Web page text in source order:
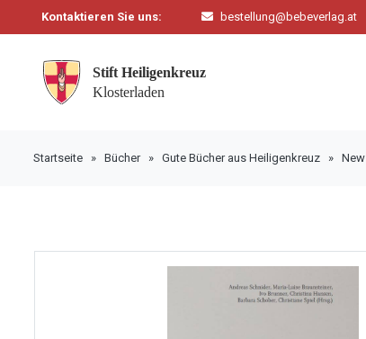
Kontaktieren Sie uns: bestellung@bebeverlag.at
Startseite » Bücher» Gute Bücher aus Heiligenkreuz » New